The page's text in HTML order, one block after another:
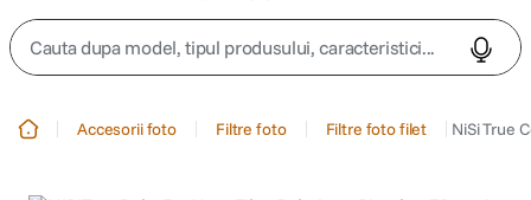
Cauta dupa model, tipul produsului, caracteristici...
Accesorii foto Filtre foto Filtre foto filet NiSi True